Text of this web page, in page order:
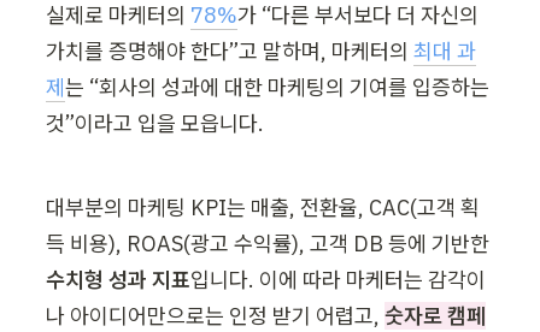
실제로 마케터의 78%가 “다른 부서보다 더 자신의
가치를 증명해야 한다”고 말하며, 마케터의 최대 과
제는 “회사의 성과에 대한 마케팅의 기여를 입증하는
것”이라고 입을 모읍니다.
대부분의 마케팅 KPI는 매출, 전환율, CAC(고객 획
수치형 성과 지표입니다. 이에 따라 마케터는 감각이
나 아이디어만으로는 인정 받기 어렵고, 숫자로 캠페